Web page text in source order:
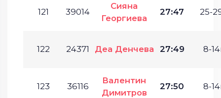
121 39014
Сияна
Георгиева
27:47 25-
122 24371 Деа Денчева 27:49 8-
123 36116
Валентин
Димитров
27:50 8-